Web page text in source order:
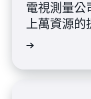
電視測量公
上萬資源的